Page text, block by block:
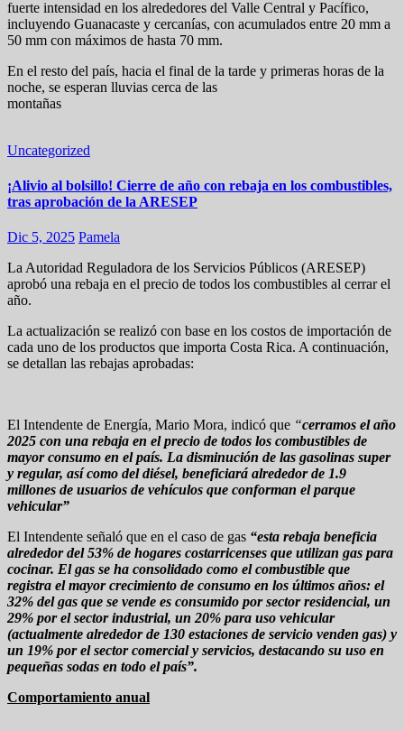
fuerte intensidad en los alrededores del Valle Central y Pacífico,
incluyendo Guanacaste y cercanías, con acumulados entre 20 mm a
50 mm con máximos de hasta 70 mm.
En el resto del país, hacia el final de la tarde y primeras horas de la
noche, se esperan lluvias cerca de las
montañas
Uncategorized
¡Alivio al bolsillo! Cierre de año con rebaja en los combustibles,
tras aprobación de la ARESEP
Dic 5, 2025 Pamela
La Autoridad Reguladora de los Servicios Públicos (ARESEP)
aprobó una rebaja en el precio de todos los combustibles al cerrar el
año.
La actualización se realizó con base en los costos de importación de
cada uno de los productos que importa Costa Rica. A continuación,
se detallan las rebajas aprobadas:
El Intendente de Energía, Mario Mora, indicó que “cerramos el año
2025 con una rebaja en el precio de todos los combustibles de
mayor consumo en el país. La disminución de las gasolinas super
y regular, así como del diésel, beneficiará alrededor de 1.9
millones de usuarios de vehículos que conforman el parque
vehicular”
El Intendente señaló que en el caso de gas “esta rebaja beneficia
alrededor del 53% de hogares costarricenses que utilizan gas para
cocinar. El gas se ha consolidado como el combustible que
registra el mayor crecimiento de consumo en los últimos años: el
32% del gas que se vende es consumido por sector residencial, un
29% por el sector industrial, un 20% para uso vehicular
(actualmente alrededor de 130 estaciones de servicio venden gas) y
un 19% por el sector comercial y servicios, destacando su uso en
pequeñas sodas en todo el país”.
Comportamiento anual